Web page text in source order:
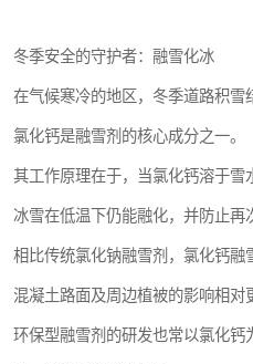
冬季安全的守护者：融雪化冰
在气候寒冷的地区，冬季道路积雪
氯化钙是融雪剂的核心成分之一。
其工作原理在于，当氯化钙溶于
冰雪在低温下仍能融化，并防止再
相比传统氯化钠融雪剂，氯化钙
混凝土路面及周边植被的影响相对
环保型融雪剂的研发也常以氯化钙